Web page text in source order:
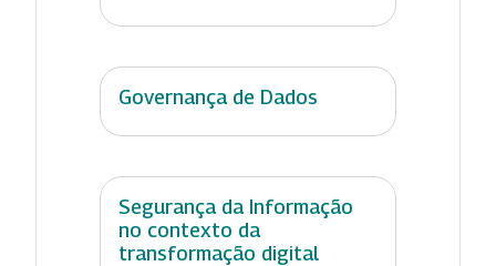
Governança de Dados
Segurança da Informação
no contexto da
transformação digital